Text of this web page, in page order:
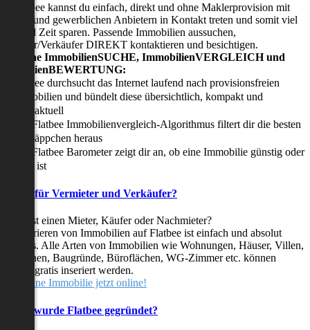
Flatbee kannst du einfach, direkt und ohne Maklerprovision mit
und gewerblichen Anbietern in Kontakt treten und somit viel
und Zeit sparen. Passende Immobilien aussuchen,
Verkäufer DIREKT kontaktieren und besichtigen.
in-one ImmobilienSUCHE, ImmobilienVERGLEICH und
Flatbee durchsucht das Internet laufend nach provisionsfreien
Immobilien und bündelt diese übersichtlich, kompakt und
tagesaktuell
Der Flatbee Immobilienvergleich-Algorithmus filtert dir die besten
Schnäppchen heraus
Der Flatbee Barometer zeigt dir an, ob eine Immobilie günstig oder
teuer ist
für Vermieter und Verkäufer?
suchst einen Mieter, Käufer oder Nachmieter?
Inserieren von Immobilien auf Flatbee ist einfach und absolut
Alle Arten von Immobilien wie Wohnungen, Häuser, Villen,
Baugründe, Büroflächen, WG-Zimmer etc. können
gratis inseriert werden.
deine Immobilie jetzt online!
wurde Flatbee gegründet?